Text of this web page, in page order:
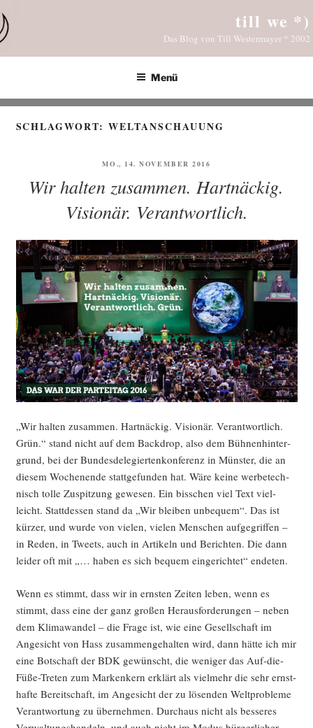
Inhalt
springen
till we *)
Das Blog von Till Westermayer * 2002
Menü
SCHLAGWORT:WELTANSCHAUUNG
VERÖFFENTLICHT
MO., 14. NOVEMBER 2016
Wir halten zusammen. Hartnäckig.
Visionär. Verantwortlich.
„Wir hal­ten zusam­men. Hart­nä­ckig. Visio­när. Ver­ant­wort­lich.
Grün.“ stand nicht auf dem Back­drop, also dem Büh­nen­hin­ter­
grund, bei der Bun­des­de­le­gier­ten­kon­fe­renz in Müns­ter, die an
die­sem Wochen­en­de statt­ge­fun­den hat. Wäre kei­ne wer­be­tech­
nisch tol­le Zuspit­zung gewe­sen. Ein biss­chen viel Text viel­
leicht. Statt­des­sen stand da „Wir blei­ben unbe­quem“. Das ist
kür­zer, und wur­de von vie­len, vie­len Men­schen auf­ge­grif­fen –
in Reden, in Tweets, auch in Arti­keln und Berich­ten. Die dann
lei­der oft mit „… haben es sich bequem ein­ge­rich­tet“ endeten.
Wenn es stimmt, dass wir in erns­ten Zei­ten leben, wenn es
stimmt, dass eine der ganz gro­ßen Her­aus­for­de­run­gen – neben
dem Kli­ma­wan­del – die Fra­ge ist, wie eine Gesell­schaft im
Ange­sicht von Hass zusam­men­ge­hal­ten wird, dann hät­te ich mir
eine Bot­schaft der BDK gewünscht, die weni­ger das Auf-die-
Füße-Tre­ten zum Mar­ken­kern erklärt als viel­mehr die sehr ernst­
haf­te Bereit­schaft, im Ange­sicht der zu lösen­den Welt­pro­ble­me
Ver­ant­wor­tung zu über­neh­men. Durch­aus nicht als bes­se­res